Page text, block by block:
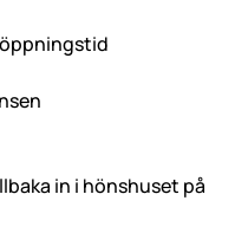
in i hönshuset på